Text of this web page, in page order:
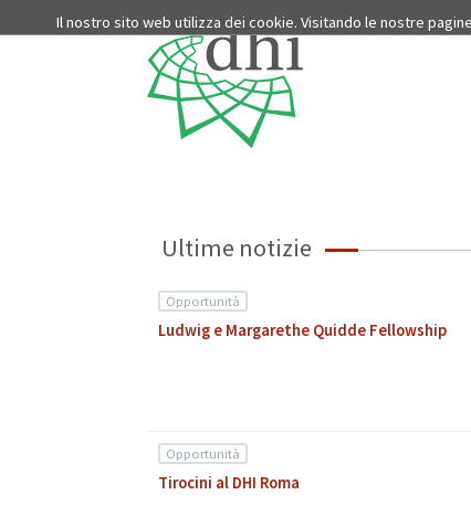
Il nostro sito web utilizza dei cookie. Visitando le nostre
Ultime notizie
Opportunità
Ludwig e Margarethe Quidde Fellowship
Opportunità
Tirocini al DHI Roma